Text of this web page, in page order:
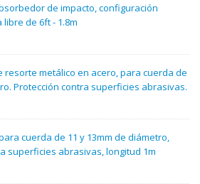
de impacto, configuración
de 6ft - 1.8m
resorte metálico en acero, para cuerda de
Protección contra superficies abrasivas.
cuerda de 11 y 13mm de diámetro,
superficies abrasivas, longitud 1m